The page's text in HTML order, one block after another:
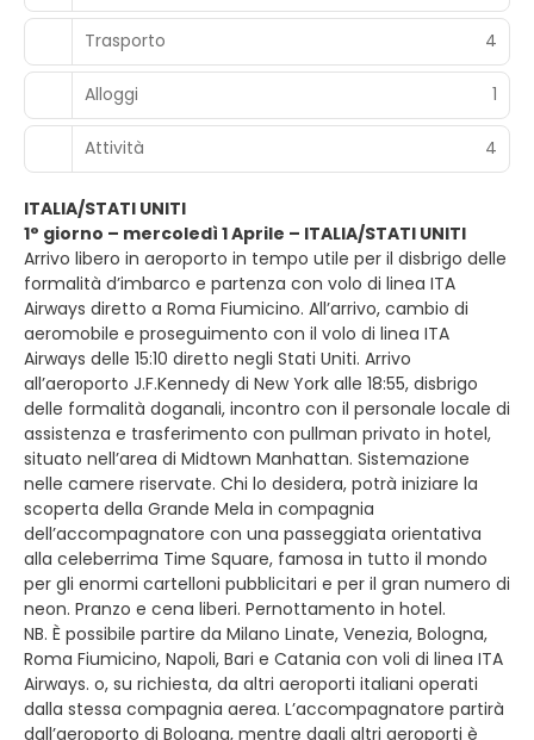
Trasporto 4
Alloggi 1
Attività 4
ITALIA/STATI UNITI
1° giorno – mercoledì 1 Aprile – ITALIA/STATI UNITI
Arrivo libero in aeroporto in tempo utile per il disbrigo delle
formalità d’imbarco e partenza con volo di linea ITA
Airways diretto a Roma Fiumicino. All’arrivo, cambio di
aeromobile e proseguimento con il volo di linea ITA
Airways delle 15:10 diretto negli Stati Uniti. Arrivo
all’aeroporto J.F.Kennedy di New York alle 18:55, disbrigo
delle formalità doganali, incontro con il personale locale di
assistenza e trasferimento con pullman privato in hotel,
situato nell’area di Midtown Manhattan. Sistemazione
nelle camere riservate. Chi lo desidera, potrà iniziare la
scoperta della Grande Mela in compagnia
dell’accompagnatore con una passeggiata orientativa
alla celeberrima Time Square, famosa in tutto il mondo
per gli enormi cartelloni pubblicitari e per il gran numero di
neon. Pranzo e cena liberi. Pernottamento in hotel.
NB. È possibile partire da Milano Linate, Venezia, Bologna,
Roma Fiumicino, Napoli, Bari e Catania con voli di linea ITA
Airways. o, su richiesta, da altri aeroporti italiani operati
dalla stessa compagnia aerea. L’accompagnatore partirà
dall’aeroporto di Bologna, mentre dagli altri aeroporti è